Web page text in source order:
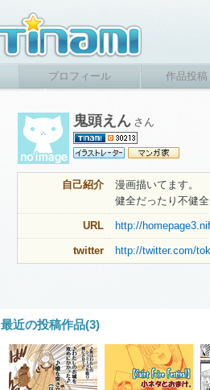
プロフィール 作品投稿
鬼頭えん さん
自己紹介
漫画描いてます。
健全だったり不健全
URL http://
twitter http://twitter.com/
最近の投稿作品(3)